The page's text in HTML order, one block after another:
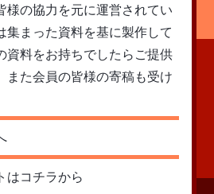
様の協力を元に運営されてい
集まった資料を基に製作して
資料をお持ちでしたらご提供
また会員の皆様の寄稿も受け
はコチラから